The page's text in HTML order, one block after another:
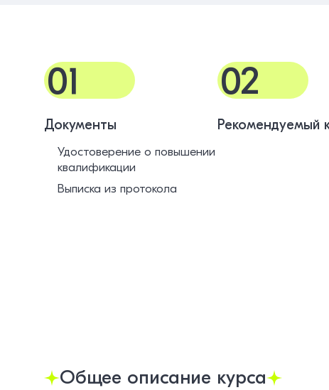
01
Документы
Удостоверение о повышении
квалификации
Выписка из протокола
02
Рекомендуемый
Общее описание курса